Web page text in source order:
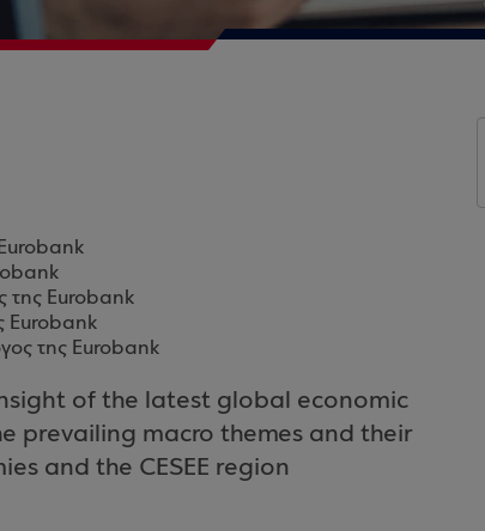
της Eurobank
Eurobank
της Eurobank
of the latest global economic
prevailing macro themes and their
and the CESEE region